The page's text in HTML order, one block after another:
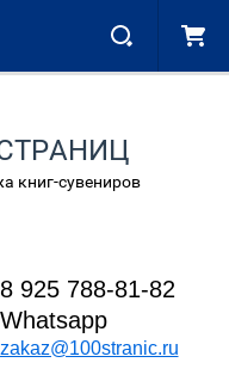
книг-сувениров
8 925 788-81-82
Whatsapp
zakaz@100stranic.ru